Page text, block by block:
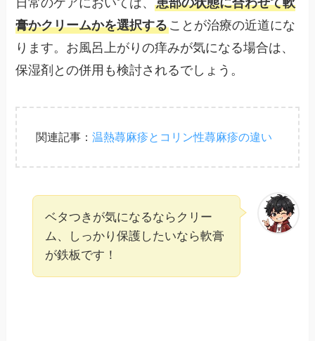
日常のケアにおいては、患部の状態に合わせて軟
膏かクリームかを選択することが治療の近道にな
ります。お風呂上がりの痒みが気になる場合は、
保湿剤との併用も検討されるでしょう。
関連記事：温熱蕁麻疹とコリン性蕁麻疹の違い
ベタつきが気になるならクリー
ム、しっかり保護したいなら軟膏
が鉄板です！